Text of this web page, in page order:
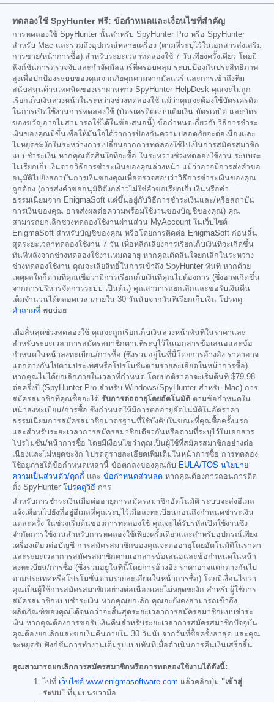
ทดลองใช้ SpyHunter ฟรี: ข้อกำหนดและเงื่อนไขที่สำคัญ
การทดลองใช้ SpyHunter นั้นสำหรับ SpyHunter Pro หรือ SpyHunter
สำหรับ Mac และรวมถึงอุปกรณ์หลายเครื่อง (ตามที่ระบุไว้ในเอกสารส่งเสริม
การขาย/หน้าการซื้อ) สำหรับระยะเวลาทดลองใช้ 7 วันเพียงครั้งเดียว โดยมี
ฟังก์ชันการตรวจจับและกำจัดมัลแวร์ที่ครอบคลุม ระบบป้องกันประสิทธิภาพ
สูงเพื่อปกป้องระบบของคุณจากภัยคุกคามจากมัลแวร์ และการเข้าถึงทีม
สนับสนุนด้านเทคนิคของเราผ่านทาง SpyHunter HelpDesk คุณจะไม่ถูก
เรียกเก็บเงินล่วงหน้าในระหว่างช่วงทดลองใช้ แม้ว่าคุณจะต้องใช้บัตรเครดิต
ในการเปิดใช้งานการทดลองใช้ (บัตรเครดิตแบบเติมเงิน บัตรเดบิต และบัตร
ของขวัญอาจไม่สามารถใช้ได้ในข้อเสนอนี้) ข้อกำหนดเกี่ยวกับวิธีการชำระ
เงินของคุณมีขึ้นเพื่อให้มั่นใจได้ว่าการป้องกันความปลอดภัยจะต่อเนื่องและ
ไม่หยุดชะงักในระหว่างการเปลี่ยนจากการทดลองใช้ไปเป็นการสมัครสมาชิก
แบบชำระเงิน หากคุณตัดสินใจที่จะซื้อ ในระหว่างช่วงทดลองใช้งาน ระบบจะ
ไม่เรียกเก็บเงินจากวิธีการชำระเงินของคุณล่วงหน้า แม้ว่าอาจมีการส่งคำขอ
อนุมัติไปยังสถาบันการเงินของคุณเพื่อตรวจสอบว่าวิธีการชำระเงินของคุณ
ถูกต้อง (การส่งคำขออนุมัติดังกล่าวไม่ใช่คำขอเรียกเก็บเงินหรือค่า
ธรรมเนียมจาก EnigmaSoft แต่ขึ้นอยู่กับวิธีการชำระเงินและ/หรือสถาบัน
การเงินของคุณ อาจส่งผลต่อความพร้อมใช้งานของบัญชีของคุณ) คุณ
สามารถยกเลิกช่วงทดลองใช้งานผ่านส่วน MyAccount ในเว็บไซต์
EnigmaSoft สำหรับบัญชีของคุณ หรือโดยการติดต่อ EnigmaSoft ก่อนสิ้น
สุดระยะเวลาทดลองใช้งาน 7 วัน เพื่อหลีกเลี่ยงการเรียกเก็บเงินที่จะเกิดขึ้น
ทันทีหลังจากช่วงทดลองใช้งานหมดอายุ หากคุณตัดสินใจยกเลิกในระหว่าง
ช่วงทดลองใช้งาน คุณจะเสียสิทธิ์ในการเข้าถึง SpyHunter ทันที หากด้วย
เหตุผลใดก็ตามที่คุณเชื่อว่ามีการเรียกเก็บเงินที่คุณไม่ต้องการ (ซึ่งอาจเกิดขึ้น
จากการบริหารจัดการระบบ เป็นต้น) คุณสามารถยกเลิกและขอรับเงินคืน
เต็มจำนวนได้ตลอดเวลาภายใน 30 วันนับจากวันที่เรียกเก็บเงิน โปรดดู
คำถามที่ พบบ่อย
เมื่อสิ้นสุดช่วงทดลองใช้ คุณจะถูกเรียกเก็บเงินล่วงหน้าทันทีในราคาและ
สำหรับระยะเวลาการสมัครสมาชิกตามที่ระบุไว้ในเอกสารข้อเสนอและข้อ
กำหนดในหน้าลงทะเบียน/การซื้อ (ซึ่งรวมอยู่ในที่นี้โดยการอ้างอิง ราคาอาจ
แตกต่างกันไปตามประเทศหรือโปรโมชั่นตามรายละเอียดในหน้าการซื้อ)
หากคุณไม่ได้ยกเลิกภายในเวลาที่กำหนด โดยปกติราคาจะเริ่มต้นที่ $79.98
ต่อครึ่งปี (SpyHunter Pro สำหรับ Windows/SpyHunter สำหรับ Mac) การ
สมัครสมาชิกที่คุณซื้อจะได้ รับการต่ออายุโดยอัตโนมัติ ตามข้อกำหนดใน
หน้าลงทะเบียน/การซื้อ ซึ่งกำหนดให้มีการต่ออายุอัตโนมัติในอัตราค่า
ธรรมเนียมการสมัครสมาชิกมาตรฐานที่ใช้บังคับในขณะที่คุณซื้อครั้งแรก
และสำหรับระยะเวลาการสมัครสมาชิกเดียวกันหรือตามที่ระบุไว้ในเอกสาร
โปรโมชั่น/หน้าการซื้อ โดยมีเงื่อนไขว่าคุณเป็นผู้ใช้ที่สมัครสมาชิกอย่างต่อ
เนื่องและไม่หยุดชะงัก โปรดดูรายละเอียดเพิ่มเติมในหน้าการซื้อ การทดลอง
ใช้อยู่ภายใต้ข้อกำหนดเหล่านี้ ข้อตกลงของคุณกับ EULA/TOS นโยบาย
ความเป็นส่วนตัว/คุกกี้ และ ข้อกำหนดส่วนลด หากคุณต้องการถอนการติด
ตั้ง SpyHunter โปรดดูวิธี การ
สำหรับการชำระเงินเมื่อต่ออายุการสมัครสมาชิกอัตโนมัติ ระบบจะส่งอีเมล
แจ้งเตือนไปยังที่อยู่อีเมลที่คุณระบุไว้เมื่อลงทะเบียนก่อนถึงกำหนดชำระเงิน
แต่ละครั้ง ในช่วงเริ่มต้นของการทดลองใช้ คุณจะได้รับรหัสเปิดใช้งานซึ่ง
จำกัดการใช้งานสำหรับการทดลองใช้เพียงครั้งเดียวและสำหรับอุปกรณ์เพียง
เครื่องเดียวต่อบัญชี การสมัครสมาชิกของคุณจะต่ออายุโดยอัตโนมัติในราคา
และระยะเวลาการสมัครสมาชิกตามเอกสารข้อเสนอและข้อกำหนดในหน้า
ลงทะเบียน/การซื้อ (ซึ่งรวมอยู่ในที่นี้โดยการอ้างอิง ราคาอาจแตกต่างกันไป
ตามประเทศหรือโปรโมชั่นตามรายละเอียดในหน้าการซื้อ) โดยมีเงื่อนไขว่า
คุณเป็นผู้ใช้การสมัครสมาชิกอย่างต่อเนื่องและไม่หยุดชะงัก สำหรับผู้ใช้การ
สมัครสมาชิกแบบชำระเงิน หากคุณยกเลิก คุณจะยังคงสามารถเข้าถึง
ผลิตภัณฑ์ของคุณได้จนกว่าจะสิ้นสุดระยะเวลาการสมัครสมาชิกแบบชำระ
เงิน หากคุณต้องการขอรับเงินคืนสำหรับระยะเวลาการสมัครสมาชิกปัจจุบัน
คุณต้องยกเลิกและขอเงินคืนภายใน 30 วันนับจากวันที่ซื้อครั้งล่าสุด และคุณ
จะหยุดรับฟังก์ชันการทำงานเต็มรูปแบบทันทีเมื่อดำเนินการคืนเงินเสร็จสิ้น
คุณสามารถยกเลิกการสมัครสมาชิกหรือการทดลองใช้งานได้ดังนี้:
ไปที่ เว็บไซต์ www.enigmasoftware.com แล้วคลิกปุ่ม "เข้าสู่
ระบบ" ที่มุมบนขวามือ